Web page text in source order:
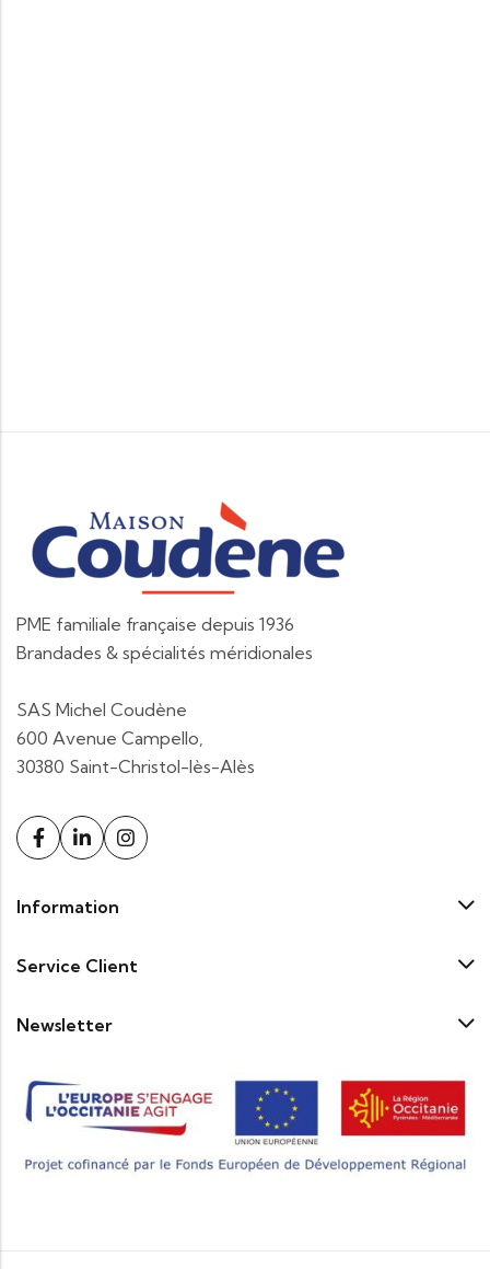
PME familiale française depuis 1936
Brandades & spécialités méridionales
SAS Michel Coudène
600 Avenue Campello,
30380 Saint-Christol-lès-Alès
Information
Service Client
Newsletter